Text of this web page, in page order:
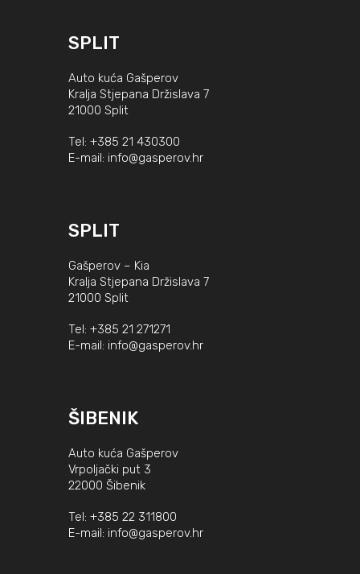
SPLIT
Auto kuća Gašperov
Kralja Stjepana Držislava 7
21000 Split
Tel: +385 21 430300
E-mail: info@gasperov.hr
SPLIT
Gašperov – Kia
Kralja Stjepana Držislava 7
21000 Split
Tel: +385 21 271271
E-mail: info@gasperov.hr
ŠIBENIK
Auto kuća Gašperov
Vrpoljački put 3
22000 Šibenik
Tel: +385 22 311800
E-mail: info@gasperov.hr